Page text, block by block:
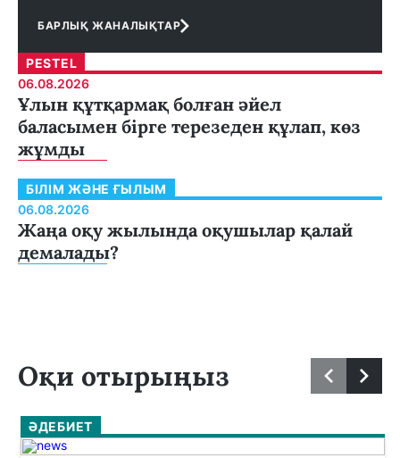
БАРЛЫҚ ЖАНАЛЫҚТАР
PESTEL
06.08.2026
Ұлын құтқармақ болған әйел
баласымен бірге терезеден құлап, көз
жұмды
БІЛІМ ЖӘНЕ ҒЫЛЫМ
06.08.2026
Жаңа оқу жылында оқушылар қалай
демалады?
Оқи отырыңыз
ӘДЕБИЕТ